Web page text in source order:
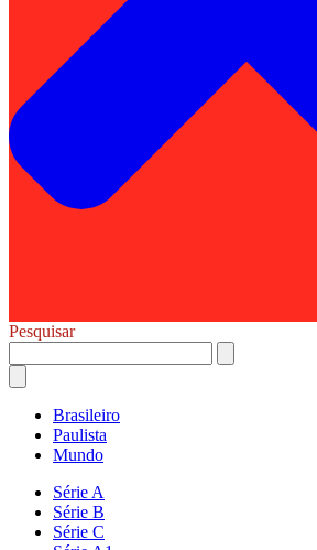
Pesquisar
Brasileiro
Paulista
Mundo
Série A
Série B
Série C